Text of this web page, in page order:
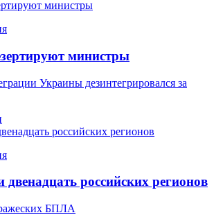
министры
Украины дезинтегрировался за
российских регионов
БПЛА